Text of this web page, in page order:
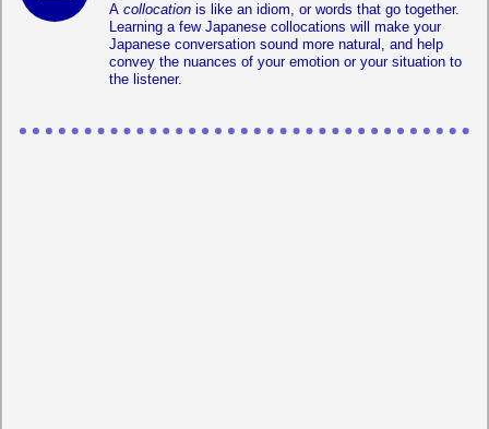
A collocation is like an idiom, or words that go together.
Learning a few Japanese collocations will make your
Japanese conversation sound more natural, and help
convey the nuances of your emotion or your situation to
the listener.